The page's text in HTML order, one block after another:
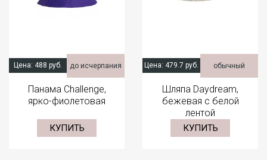
Цена: 488 руб. до исчерпания
Панама Challenge,
ярко-фиолетовая
КУПИТЬ
Цена: 479.7 руб. обычный
Шляпа Daydream,
бежевая с белой
лентой
КУПИТЬ